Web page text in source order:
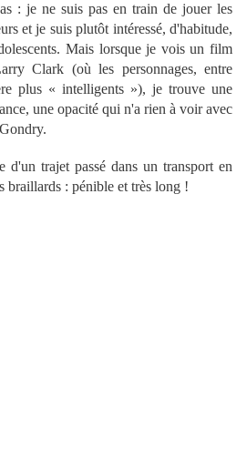
: je ne suis pas en train de jouer les
et je suis plutôt intéressé, d'habitude,
Mais lorsque je vois un film
Clark (où les personnages, entre
plus « intelligents »), je trouve une
une opacité qui n'a rien à voir avec
trajet passé dans un transport en
braillards : pénible et très long !